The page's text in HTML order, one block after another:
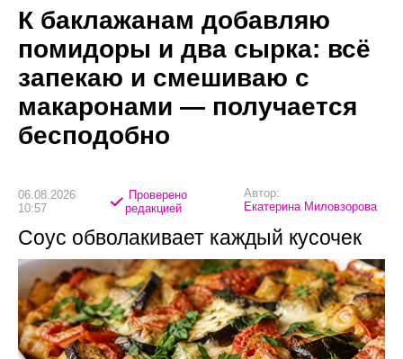
К баклажанам добавляю
помидоры и два сырка: всё
запекаю и смешиваю с
макаронами — получается
бесподобно
06.08.2026
10:57
Проверено
редакцией
Автор:
Екатерина Миловзорова
Соус обволакивает каждый кусочек